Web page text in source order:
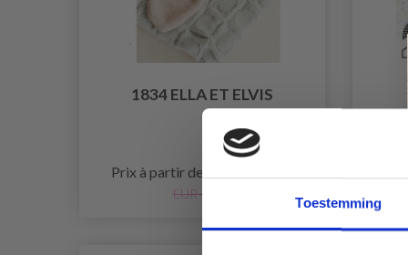
Toestemming
1834 ELLA ET ELVIS
Prix à partir de
EUR 42.90